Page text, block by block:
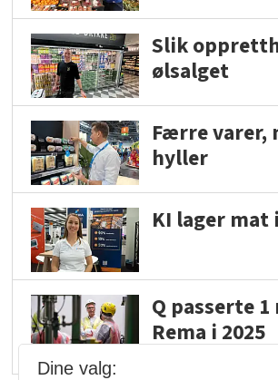
Slik
ølsalget
Færre varer,
hyller
KI lager
Q passerte
Rema i 2025
Dine valg: